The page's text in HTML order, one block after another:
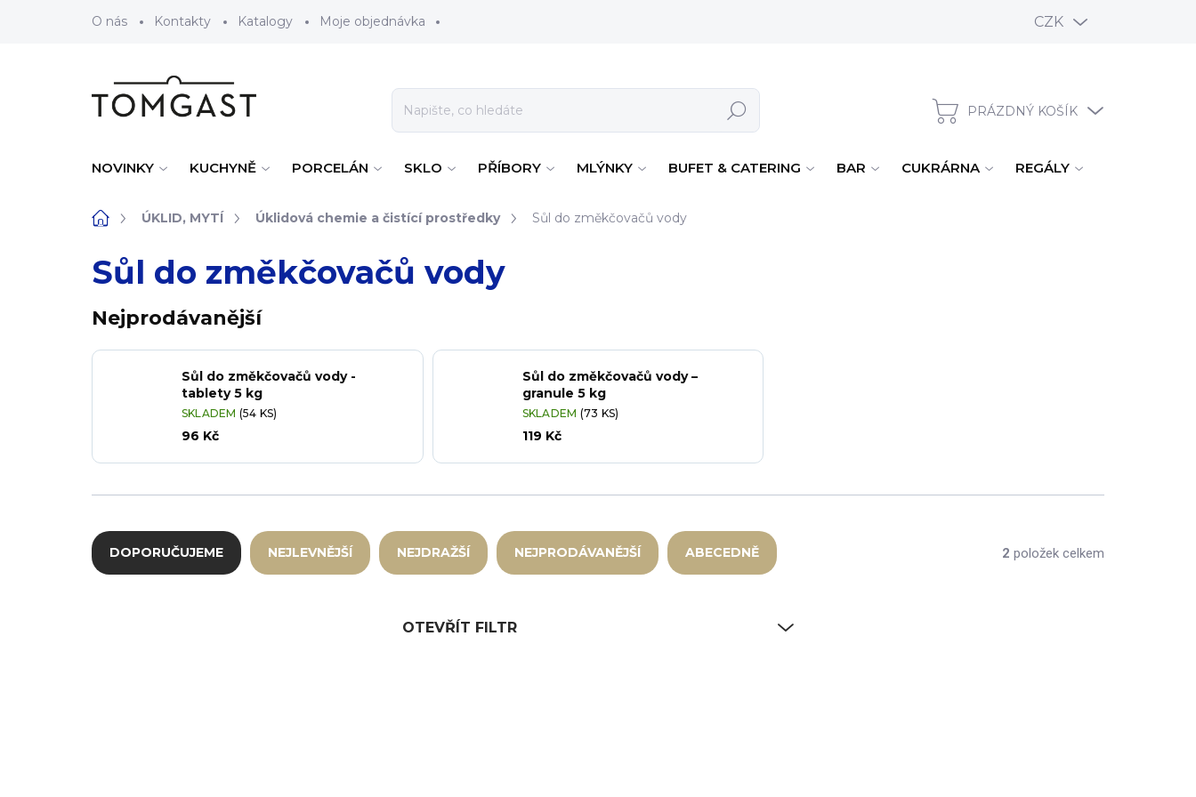
O nás
Kontakty Katalogy Moje objednávka CZK
Hledat NÁKUPNÍ KOŠÍK
PRÁZDNÝ KOŠÍK
NOVINKY KUCHYNĚ PORCELÁN SKLO PŘÍBORY MLÝNKY BUFET & CATERING BAR CUKRÁRNA REGÁLY
DomůÚKLID, MYTÍ Úklidová chemie a čistící prostředky Sůl do změkčovačů vody
Sůl do změkčovačů vody
Nejprodávanější
Sůl do změkčovačů vody -
tablety 5 kg
SKLADEM (54 KS)
96 Kč
Sůl do změkčovačů vody –
granule 5 kg
SKLADEM (73 KS)
119 Kč
DOPORUČUJEME NEJLEVNĚJŠÍ NEJDRAŽŠÍ NEJPRODÁVANĚJŠÍ ABECEDNĚ 2 položek celkem
OTEVŘÍT FILTR